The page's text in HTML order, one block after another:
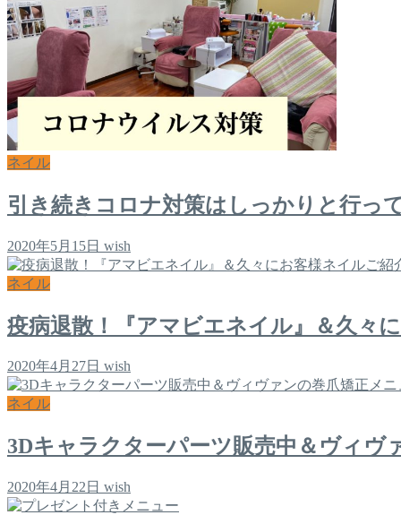
ネイル
引き続きコロナ対策はしっかりと行っ
2020年5月15日 wish
ネイル
疫病退散！『アマビエネイル』＆久々
2020年4月27日 wish
ネイル
3Dキャラクターパーツ販売中＆ヴィヴ
2020年4月22日 wish